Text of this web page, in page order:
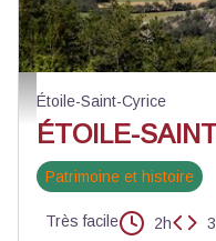
Point de vue sur les
Étoile-Saint-Cyrice
Patrimoine et histoire
Très facile 2h